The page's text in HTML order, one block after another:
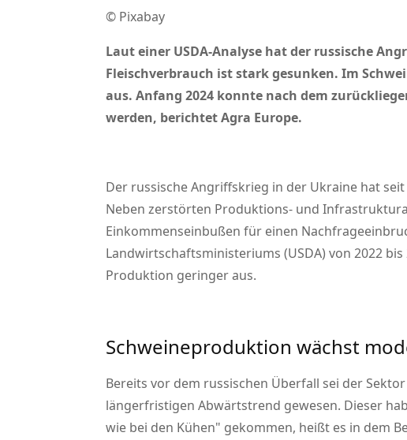
© Pixabay
Laut einer USDA-Analyse hat der russische
Fleischverbrauch ist stark gesunken. Im
aus. Anfang 2024 konnte nach dem
werden, berichtet Agra Europe.
Der russische Angriffskrieg in der Ukraine hat
Neben zerstörten Produktions- und
Einkommenseinbußen für einen
Landwirtschaftsministeriums (USDA) von 2022
Produktion geringer aus.
Schweineproduktion wächst
Bereits vor dem russischen Überfall sei der
längerfristigen Abwärtstrend gewesen. Dieser
wie bei den Kühen gekommen, heißt es in dem